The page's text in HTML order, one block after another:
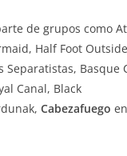
de grupos como
Half Foot
Separatistas, Basque
Canal, Black
Cabezafuego